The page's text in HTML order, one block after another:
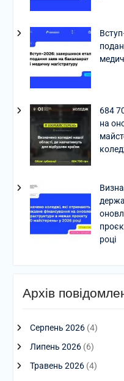
684
на
році
Архів
Серпень 2026(4)
Липень 2026(6)
Травень 2026(4)